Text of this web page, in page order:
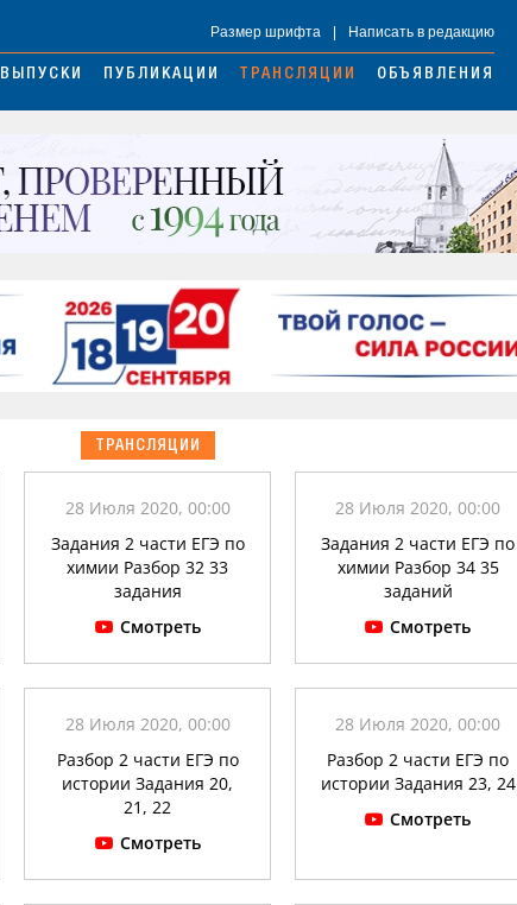
Размер шрифта Написать в редакцию
ВЫПУСКИ ПУБЛИКАЦИИ ТРАНСЛЯЦИИ ОБЪЯВЛЕНИЯ
ТРАНСЛЯЦИИ
28 Июля 2020, 00:00
Задания 2 части ЕГЭ по
химии Разбор 32 33
задания
Смотреть
28 Июля 2020, 00:00
Задания 2 части ЕГЭ по
химии Разбор 34 35
заданий
Смотреть
28 Июля 2020, 00:00
Разбор 2 части ЕГЭ по
истории Задания 20,
21, 22
Смотреть
28 Июля 2020, 00:00
Разбор 2 части ЕГЭ по
истории Задания 23, 24
Смотреть